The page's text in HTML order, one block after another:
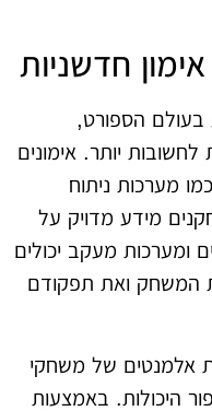
חדשניות
בעולם הספורט,
לחשובות יותר. אימונים
מערכות ניתוח
מידע מדויק על
ומערכות מעקב יכולים
המשחק ואת תפקודם
אלמנטים של משחקי
היכולות. באמצעות